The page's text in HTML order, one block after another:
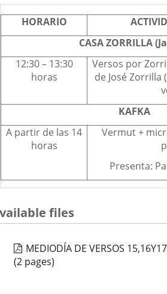
HORARIO
CASA ZORRILLA
12:30 – 13:30
horas
Versos por
de José
KAFKA
A partir de las 14
horas
Vermut +
Presenta:
files
MEDIODÍA DE VERSOS
(2 pages)